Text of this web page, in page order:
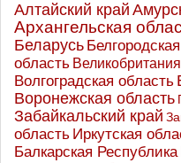
Алтайский край
Архангельская
Беларусь
область Великобритания
Волгоградская область
Воронежская область
Забайкальский край
область Иркутская
Балкарская Республика